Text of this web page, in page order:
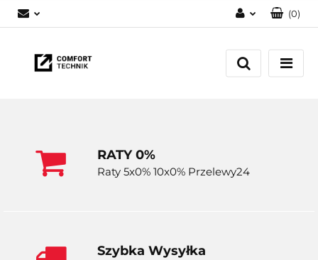
Zaloguj się
Zarejestruj się
(0)
RATY 0%
Raty 5x0% 10x0% Przelewy24
Szybka Wysyłka